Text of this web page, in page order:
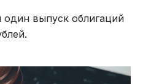
выпуск облигаций